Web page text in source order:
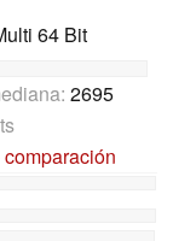
64 Bit
2695